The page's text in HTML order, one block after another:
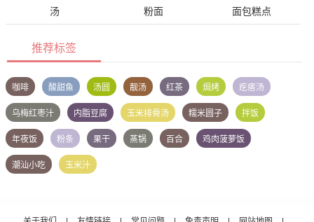
汤 粉面 面包糕点
推荐标签
咖啡 酸甜鱼 汤圆 靓汤 红茶 焗烤 疙瘩汤
乌梅红枣汁 内脂豆腐 玉米排骨汤 糯米圆子 拌饭
年夜饭 粉条 果干 蒸锅 百合 鸡肉菠萝饭
潮汕小吃 玉米汁